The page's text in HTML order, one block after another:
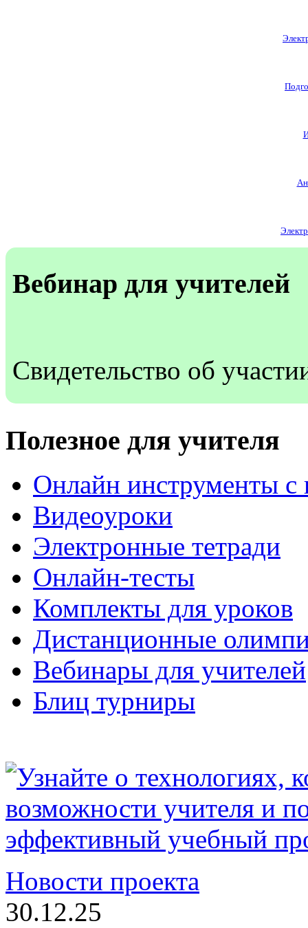
Вебинар для учителей
Свидетельство об
Полезное для учителя
Онлайн инструменты с
Видеоуроки
Электронные тетради
Онлайн-тесты
Комплекты для уроков
Дистанционные
Вебинары для учителей
Блиц турниры
Новости проекта
30.12.25